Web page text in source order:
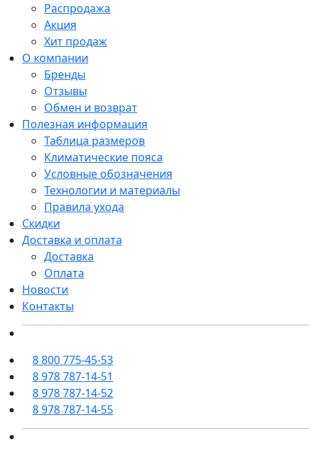
Распродажа
Акция
Хит продаж
О компании
Бренды
Отзывы
Обмен и возврат
Полезная информация
Таблица размеров
Климатические пояса
Условные обозначения
Технологии и материалы
Правила ухода
Скидки
Доставка и оплата
Доставка
Оплата
Новости
Контакты
8 800 775-45-53
8 978 787-14-51
8 978 787-14-52
8 978 787-14-55